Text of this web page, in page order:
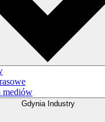
mediów
Gdynia Industry